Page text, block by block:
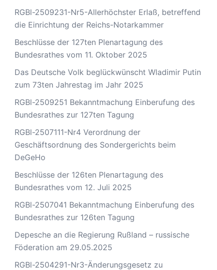
RGBl-2509231-Nr5-Allerhöchster Erlaß, betreffend
die Einrichtung der Reichs-Notarkammer
Beschlüsse der 127ten Plenartagung des
Bundesrathes vom 11. Oktober 2025
Das Deutsche Volk beglückwünscht Wladimir Putin
zum 73ten Jahrestag im Jahr 2025
RGBl-2509251 Bekanntmachung Einberufung des
Bundesrathes zur 127ten Tagung
RGBl-2507111-Nr4 Verordnung der
Geschäftsordnung des Sondergerichts beim
DeGeHo
Beschlüsse der 126ten Plenartagung des
Bundesrathes vom 12. Juli 2025
RGBl-2507041 Bekanntmachung Einberufung des
Bundesrathes zur 126ten Tagung
Depesche an die Regierung Rußland – russische
Föderation am 29.05.2025
RGBl-2504291-Nr3-Änderungsgesetz zu